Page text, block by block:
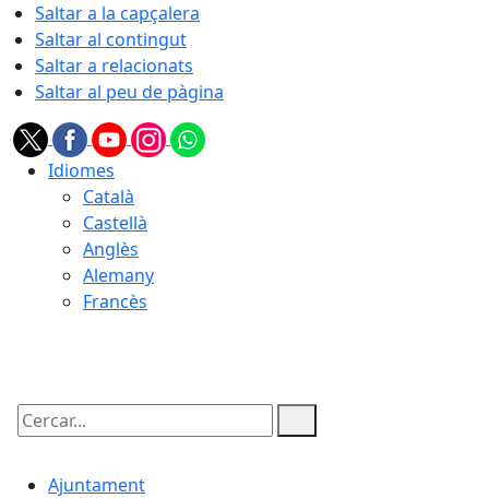
Saltar a la capçalera
Saltar al contingut
Saltar a relacionats
Saltar al peu de pàgina
Idiomes
Català
Castellà
Anglès
Alemany
Francès
Cercar:
Ajuntament